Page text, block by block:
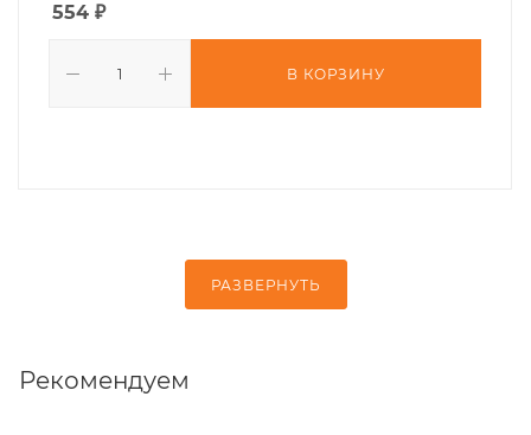
554 ₽
В КОРЗИНУ
РАЗВЕРНУТЬ
Рекомендуем